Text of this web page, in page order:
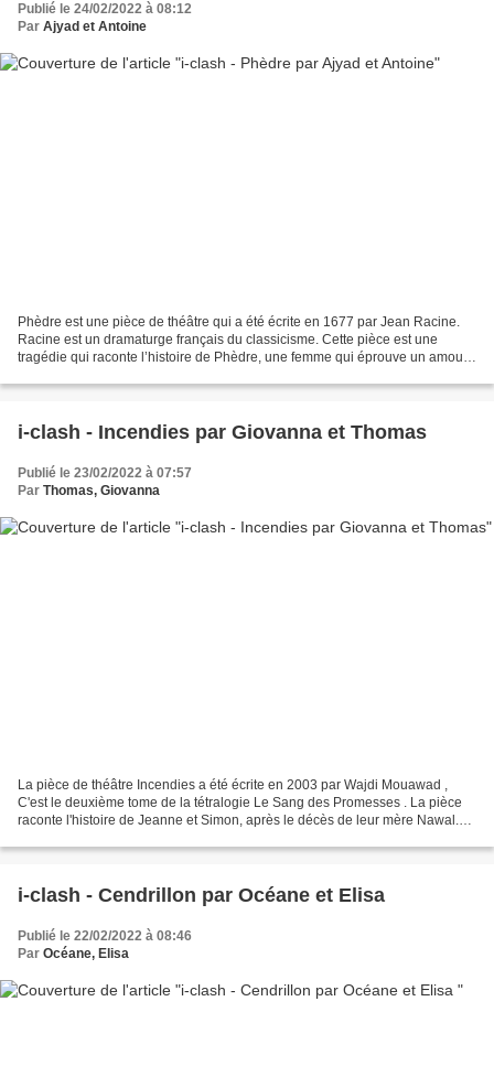
Publié le 24/02/2022 à 08:12
Par Ajyad et Antoine
Phèdre est une pièce de théâtre qui a été écrite en 1677 par Jean Racine.
Racine est un dramaturge français du classicisme. Cette pièce est une
tragédie qui raconte l’histoire de Phèdre, une femme qui éprouve un amour
i-clash - Incendies par Giovanna et Thomas
Publié le 23/02/2022 à 07:57
Par Thomas, Giovanna
La pièce de théâtre Incendies a été écrite en 2003 par Wajdi Mouawad ,
C'est le deuxième tome de la tétralogie Le Sang des Promesses . La pièce
raconte l'histoire de Jeanne et Simon, après le décès de leur mère Nawal.
i-clash - Cendrillon par Océane et Elisa
Publié le 22/02/2022 à 08:46
Par Océane, Elisa